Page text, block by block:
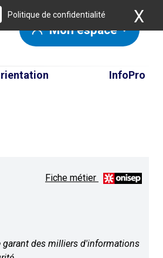
Politique de confidentialité X
Mon espace
InfoPro
Fiche métier
garant des milliers d'informations